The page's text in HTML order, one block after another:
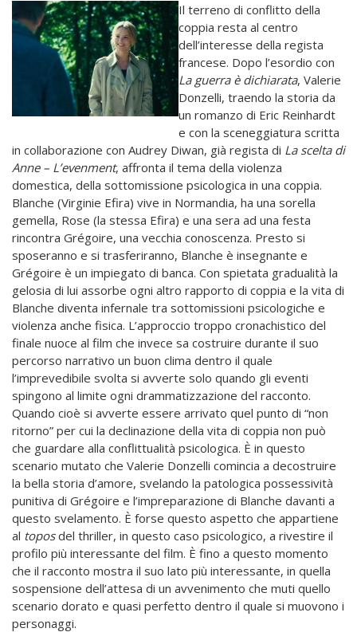
Il terreno di conflitto della
coppia resta al centro
dell’interesse della regista
francese. Dopo l’esordio con
La guerra è dichiarata, Valerie
Donzelli, traendo la storia da
un romanzo di Eric Reinhardt
e con la sceneggiatura scritta
in collaborazione con Audrey Diwan, già regista di La scelta di
Anne – L’evenment, affronta il tema della violenza
domestica, della sottomissione psicologica in una coppia.
Blanche (Virginie Efira) vive in Normandia, ha una sorella
gemella, Rose (la stessa Efira) e una sera ad una festa
rincontra Grégoire, una vecchia conoscenza. Presto si
sposeranno e si trasferiranno, Blanche è insegnante e
Grégoire è un impiegato di banca. Con spietata gradualità la
gelosia di lui assorbe ogni altro rapporto di coppia e la vita di
Blanche diventa infernale tra sottomissioni psicologiche e
violenza anche fisica. L’approccio troppo cronachistico del
finale nuoce al film che invece sa costruire durante il suo
percorso narrativo un buon clima dentro il quale
l’imprevedibile svolta si avverte solo quando gli eventi
spingono al limite ogni drammatizzazione del racconto.
Quando cioè si avverte essere arrivato quel punto di “non
ritorno” per cui la declinazione della vita di coppia non può
che guardare alla conflittualità psicologica. È in questo
scenario mutato che Valerie Donzelli comincia a decostruire
la bella storia d’amore, svelando la patologica possessività
punitiva di Grégoire e l’impreparazione di Blanche davanti a
questo svelamento. È forse questo aspetto che appartiene
al toposdel thriller, in questo caso psicologico, a rivestire il
profilo più interessante del film. È fino a questo momento
che il racconto mostra il suo lato più interessante, in quella
sospensione dell’attesa di un avvenimento che muti quello
scenario dorato e quasi perfetto dentro il quale si muovono i
personaggi.